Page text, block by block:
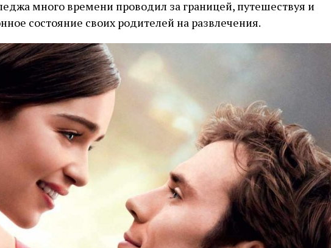
много времени проводил за границей, путешествуя и
состояние своих родителей на развлечения.